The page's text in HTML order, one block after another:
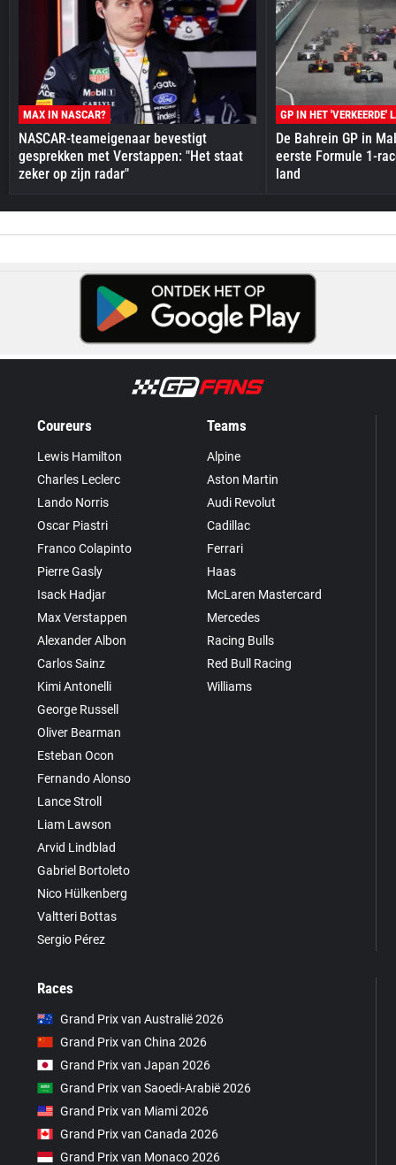
MAX IN NASCAR?
NASCAR-teameigenaar bevestigt
gesprekken met Verstappen: "Het staat
zeker op zijn radar"
GP IN HET 'VERKEERDE'
De Bahrein GP in
eerste Formule 1-
land
Coureurs
Lewis Hamilton
Charles Leclerc
Lando Norris
Oscar Piastri
Franco Colapinto
Pierre Gasly
Isack Hadjar
Max Verstappen
Alexander Albon
Carlos Sainz
Kimi Antonelli
George Russell
Oliver Bearman
Esteban Ocon
Fernando Alonso
Lance Stroll
Liam Lawson
Arvid Lindblad
Gabriel Bortoleto
Nico Hülkenberg
Valtteri Bottas
Sergio Pérez
Teams
Alpine
Aston Martin
Audi Revolut
Cadillac
Ferrari
Haas
McLaren Mastercard
Mercedes
Racing Bulls
Red Bull Racing
Williams
Races
Grand Prix van Australië 2026
Grand Prix van China 2026
Grand Prix van Japan 2026
Grand Prix van Saoedi-Arabië 2026
Grand Prix van Miami 2026
Grand Prix van Canada 2026
Grand Prix van Monaco 2026